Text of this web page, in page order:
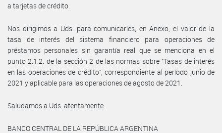
a tarjetas de crédito.
Nos dirigimos a Uds. para comunicarles, en Anexo, el valor de la
tasa de interés del sistema financiero para operaciones de
préstamos personales sin garantía real que se menciona en el
punto 2.1.2. de la sección 2 de las normas sobre “Tasas de interés
en las operaciones de crédito”, correspondiente al período junio de
2021 y aplicable para las operaciones de agosto de 2021.
Saludamos a Uds. atentamente.
BANCO CENTRAL DE LA REPÚBLICA ARGENTINA